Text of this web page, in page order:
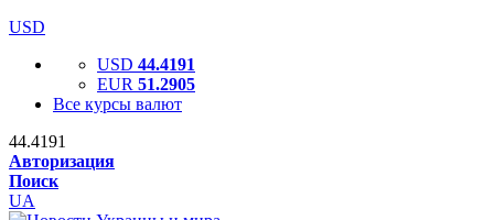
USD
USD 44.4191
EUR 51.2905
Все курсы валют
44.4191
Авторизация
Поиск
UA